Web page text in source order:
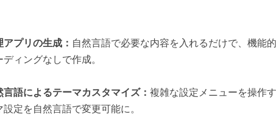
プリの生成： 自然言語で必要な内容を入れるだけで、機能
ディングなしで作成。
語によるテーマカスタマイズ： 複雑な設定メニューを操作す
設定を自然言語で変更可能に。